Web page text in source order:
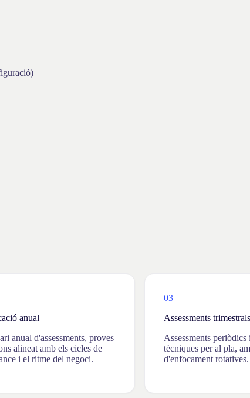
anual
anual d'assessments, proves
alineat amb els cicles de
i el ritme del negoci.
03
Assessments trimestrals
Assessments
tècniques per al pla,
d'enfocament rotatives.